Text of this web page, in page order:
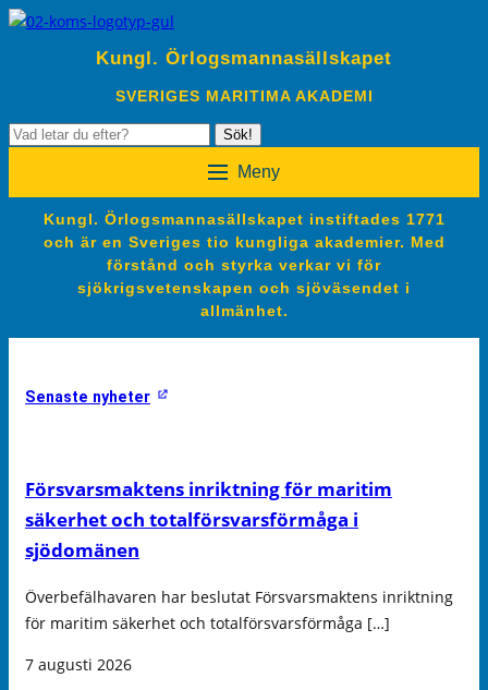
Kungl. Örlogsmannasällskapet
SVERIGES MARITIMA AKADEMI
Sök
Sök!
Meny
Kungl. Örlogsmannasällskapet instiftades 1771
och är en Sveriges tio kungliga akademier. Med
förstånd och styrka verkar vi för
sjökrigsvetenskapen och sjöväsendet i
allmänhet.
Senaste nyheter
Försvarsmaktens inriktning för maritim
säkerhet och totalförsvarsförmåga i
sjödomänen
Överbefälhavaren har beslutat Försvarsmaktens inriktning
för maritim säkerhet och totalförsvarsförmåga […]
7 augusti 2026